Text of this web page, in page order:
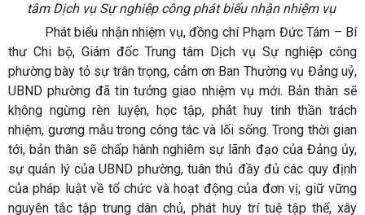
tâm Dịch vụ Sự nghiệp công phát biểu nhận nhiệm vụ
Phát biểu nhận nhiệm vụ, đồng chí Phạm Đức Tám – Bí
thư Chi bộ, Giám đốc Trung tâm Dịch vụ Sự nghiệp công
phường bày tỏ sự trân trọng, cảm ơn Ban Thường vụ Đảng uỷ,
UBND phường đã tin tưởng giao nhiệm vụ mới. Bản thân sẽ
không ngừng rèn luyện, học tập, phát huy tinh thần trách
nhiệm, gương mẫu trong công tác và lối sống. Trong thời gian
tới, bản thân sẽ chấp hành nghiêm sự lãnh đạo của Đảng ủy,
sự quản lý của UBND phường, tuân thủ đầy đủ các quy định
của pháp luật về tổ chức và hoạt động của đơn vị; giữ vững
nguyên tắc tập trung dân chủ, phát huy trí tuệ tập thể, xây